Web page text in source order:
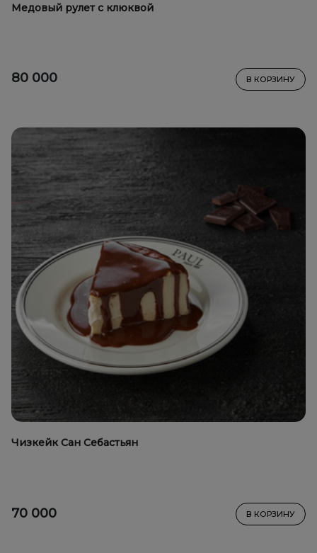
Медовый рулет с клюквой
80 000 В КОРЗИНУ
Чизкейк Сан Себастьян
70 000 В КОРЗИНУ